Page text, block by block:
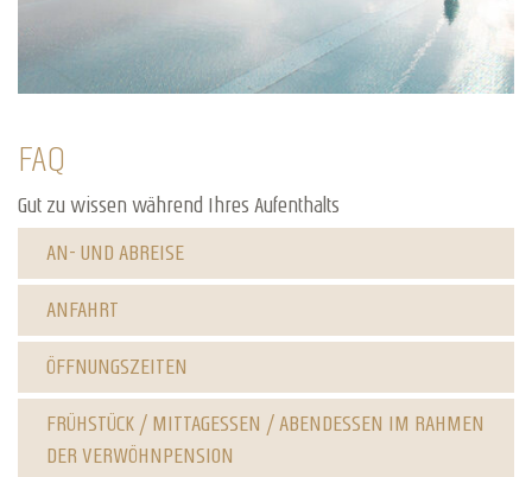
FAQ
Gut zu wissen während Ihres Aufenthalts
AN- UND ABREISE
ANFAHRT
ÖFFNUNGSZEITEN
FRÜHSTÜCK / MITTAGESSEN / ABENDESSEN IM RAHMEN
DER VERWÖHNPENSION